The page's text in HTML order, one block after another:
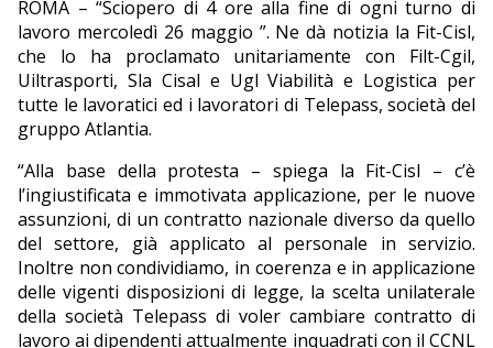
ROMA – “Sciopero di 4 ore alla fine di ogni turno di
lavoro mercoledì 26 maggio ”. Ne dà notizia la Fit-Cisl,
che lo ha proclamato unitariamente con Filt-Cgil,
Uiltrasporti, Sla Cisal e Ugl Viabilità e Logistica per
tutte le lavoratici ed i lavoratori di Telepass, società del
gruppo Atlantia.
“Alla base della protesta – spiega la Fit-Cisl – c’è
l’ingiustificata e immotivata applicazione, per le nuove
assunzioni, di un contratto nazionale diverso da quello
del settore, già applicato al personale in servizio.
Inoltre non condividiamo, in coerenza e in applicazione
delle vigenti disposizioni di legge, la scelta unilaterale
della società Telepass di voler cambiare contratto di
lavoro ai dipendenti attualmente inquadrati con il CCNL